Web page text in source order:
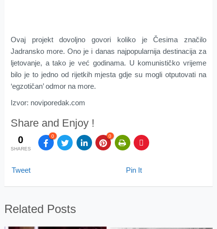
Ovaj projekt dovoljno govori koliko je Česima značilo
Jadransko more. Ono je i danas najpopularnija destinacija za
ljetovanje, a tako je već godinama. U komunističko vrijeme
bilo je to jedno od rijetkih mjesta gdje su mogli otputovati na
‘egzotičan’ odmor na more.
Izvor: noviporedak.com
Share and Enjoy !
0
SHARES
0 0
Tweet Pin It
Related Posts